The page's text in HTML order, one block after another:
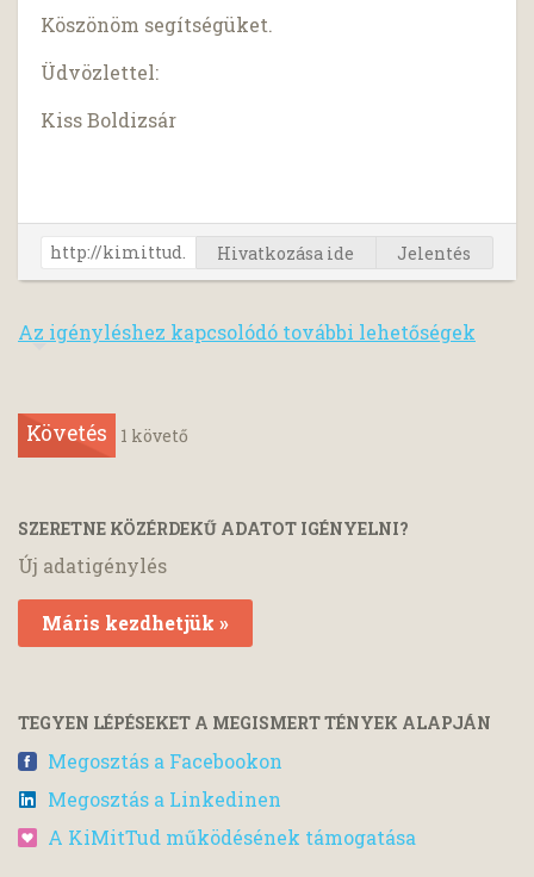
Köszönöm segítségüket.
Üdvözlettel:
Kiss Boldizsár
Hivatkozása ide Jelentés
Az igényléshez kapcsolódó további lehetőségek
Követés 1 követő
SZERETNE KÖZÉRDEKŰ ADATOT IGÉNYELNI?
Új adatigénylés
Máris kezdhetjük »
TEGYEN LÉPÉSEKET A MEGISMERT TÉNYEK ALAPJÁN
Megosztás a Facebookon
Megosztás a Linkedinen
A KiMitTud működésének támogatása